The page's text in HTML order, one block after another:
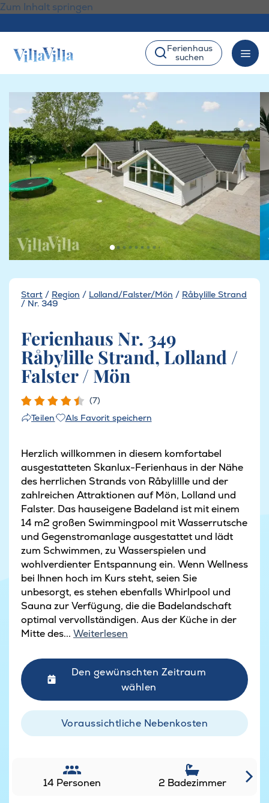
Zum Inhalt springen
Ferienhaus
suchen
Start / Region / Lolland/Falster/Mön / Råbylille Strand
/ Nr. 349
Ferienhaus Nr. 349
Råbylille Strand, Lolland /
Falster / Mön
(7)
Teilen
Als Favorit speichern
Herzlich willkommen in diesem komfortabel
ausgestatteten Skanlux-Ferienhaus in der Nähe
des herrlichen Strands von Råbylillle und der
zahlreichen Attraktionen auf Mön, Lolland und
Falster. Das hauseigene Badeland ist mit einem
14 m2 großen Swimmingpool mit Wasserrutsche
und Gegenstromanlage ausgestattet und lädt
zum Schwimmen, zu Wasserspielen und
wohlverdienter Entspannung ein. Wenn Wellness
bei Ihnen hoch im Kurs steht, seien Sie
unbesorgt, es stehen ebenfalls Whirlpool und
Sauna zur Verfügung, die die Badelandschaft
optimal vervollständigen. Aus der Küche in der
Mitte des... Weiterlesen
Den gewünschten Zeitraum
wählen
Voraussichtliche Nebenkosten
14 Personen 2 Badezimmer